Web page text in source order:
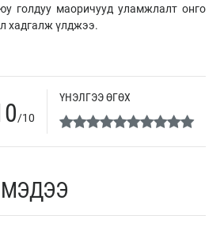
голдуу маоричууд уламжлалт онго
хадгалж үлджээ.
/10
ҮНЭЛГЭЭ ӨГӨХ